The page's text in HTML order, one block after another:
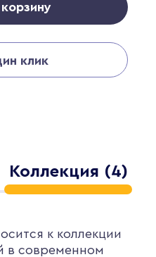
клик
Коллекция (4)
к коллекции
в современном